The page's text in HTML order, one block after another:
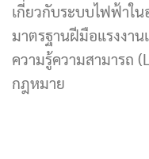
เกี่ยวกับระบบไฟฟ้าใ
มาตรฐานฝีมือแรงงา
ความรู้ความสามารถ
กฎหมาย